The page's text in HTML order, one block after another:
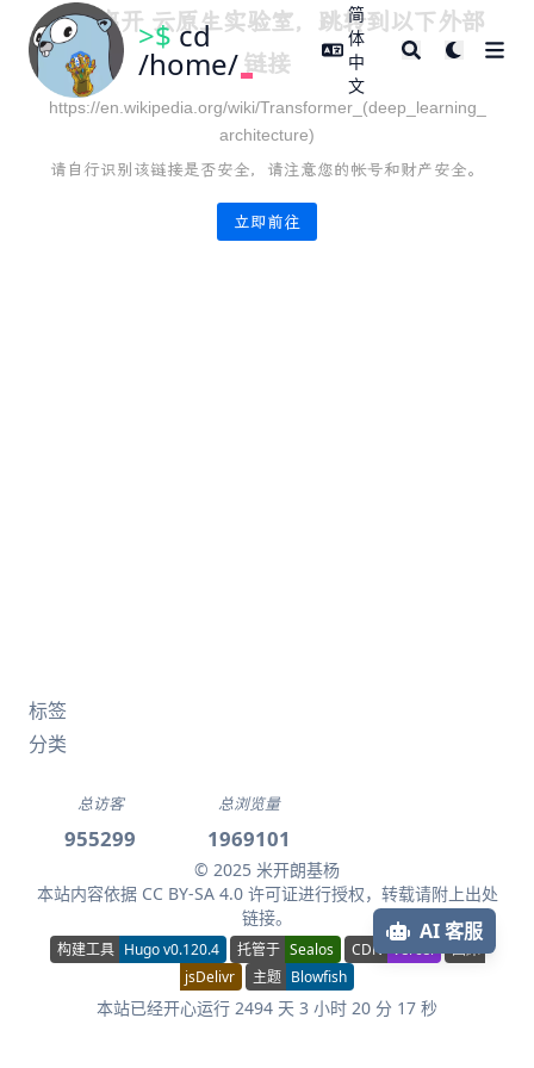
>$cd
/home/
简
体
中
文
即将离开 云原生实验室，跳转到以下外部
链接
https://en.wikipedia.org/wiki/Transformer_(deep_learning_
architecture)
请自行识别该链接是否安全，请注意您的帐号和财产安全。
立即前往
标签
分类
总访客
955299
总浏览量
1969101
© 2025 米开朗基杨
本站内容依据 CC BY-SA 4.0许可证进行授权，转载请附上出处
链接。
构建工具 Hugo v0.120.4 托管于 Sealos CDN Vercel
图床
jsDelivr
主题 Blowfish
本站已经开心运行 2494 天 3 小时 20 分 17 秒
AI 客服